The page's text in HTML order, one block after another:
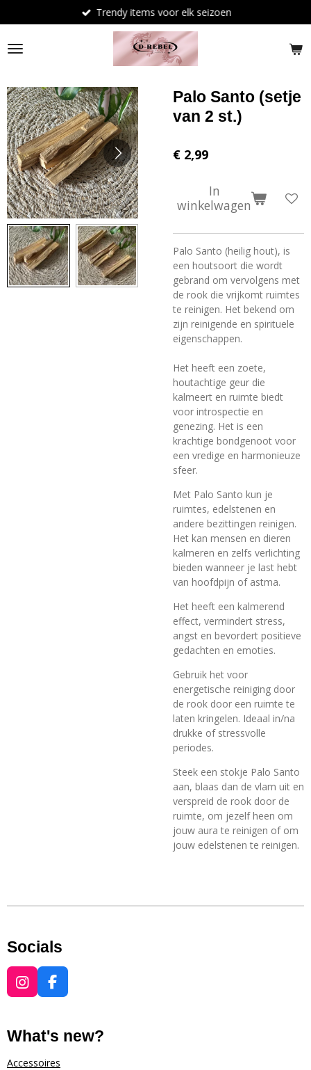
direct
naar
de
Trendy items voor elk seizoen
Palo Santo (setje
van 2 st.)
€ 2,99
In
winkelwagen
Palo Santo (heilig hout), is
een houtsoort die wordt
gebrand om vervolgens met
de rook die vrijkomt ruimtes
te reinigen. Het bekend om
zijn reinigende en spirituele
eigenschappen.
Het heeft een zoete,
houtachtige geur die
kalmeert en ruimte biedt
voor introspectie en
genezing. Het is een
krachtige bondgenoot voor
een vredige en harmonieuze
sfeer.
Met Palo Santo kun je
ruimtes, edelstenen en
andere bezittingen reinigen.
Het kan mensen en dieren
kalmeren en zelfs verlichting
bieden wanneer je last hebt
van hoofdpijn of astma.
Het heeft een kalmerend
effect, vermindert stress,
angst en bevordert positieve
gedachten en emoties.
Gebruik het voor
energetische reiniging door
de rook door een ruimte te
laten kringelen. Ideaal in/na
drukke of stressvolle
periodes.
Steek een stokje Palo Santo
aan, blaas dan de vlam uit en
verspreid de rook door de
ruimte, om jezelf heen om
jouw aura te reinigen of om
jouw edelstenen te reinigen.
Socials
I
n
t
a
g
F
a
e
b
o
What's new?
Accessoires